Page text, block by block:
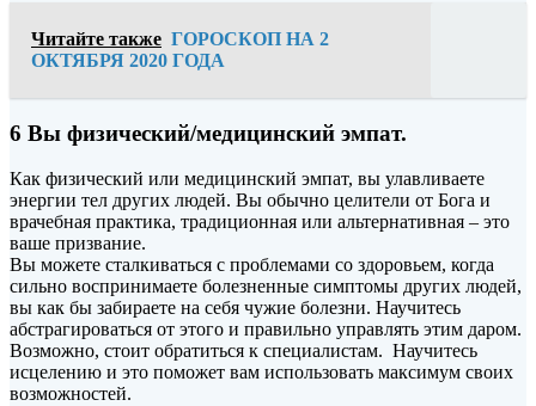
Читайте также ГОРОСКОП НА 2
ОКТЯБРЯ 2020 ГОДА
6 Вы физический/медицинский эмпат.
Как физический или медицинский эмпат, вы улавливаете
энергии тел других людей. Вы обычно целители от Бога и
врачебная практика, традиционная или альтернативная – это
ваше призвание.
Вы можете сталкиваться с проблемами со здоровьем, когда
сильно воспринимаете болезненные симптомы других людей,
вы как бы забираете на себя чужие болезни. Научитесь
абстрагироваться от этого и правильно управлять этим даром.
Возможно, стоит обратиться к специалистам. Научитесь
исцелению и это поможет вам использовать максимум своих
возможностей.